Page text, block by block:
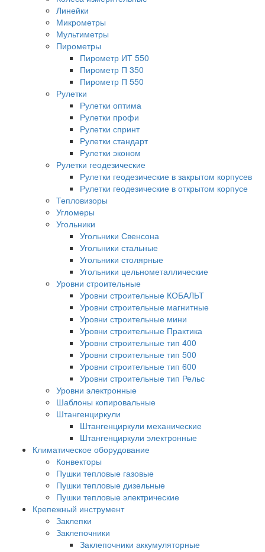
Линейки
Микрометры
Мультиметры
Пирометры
Пирометр ИТ 550
Пирометр П 350
Пирометр П 550
Рулетки
Рулетки оптима
Рулетки профи
Рулетки спринт
Рулетки стандарт
Рулетки эконом
Рулетки геодезические
Рулетки геодезические в закрытом корпусев
Рулетки геодезические в открытом корпусе
Тепловизоры
Угломеры
Угольники
Угольники Свенсона
Угольники стальные
Угольники столярные
Угольники цельнометаллические
Уровни строительные
Уровни строительные КОБАЛЬТ
Уровни строительные магнитные
Уровни строительные мини
Уровни строительные Практика
Уровни строительные тип 400
Уровни строительные тип 500
Уровни строительные тип 600
Уровни строительные тип Рельс
Уровни электронные
Шаблоны копировальные
Штангенциркули
Штангенциркули механические
Штангенциркули электронные
Климатическое оборудование
Конвекторы
Пушки тепловые газовые
Пушки тепловые дизельные
Пушки тепловые электрические
Крепежный инструмент
Заклепки
Заклепочники
Заклепочники аккумуляторные